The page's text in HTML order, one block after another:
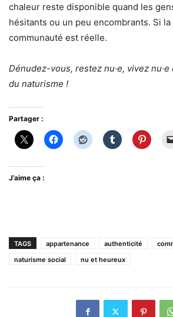
chaleur reste disponible quand les
hésitants ou un peu encombrants. Si
communauté est réelle.
Dénudez-vous, restez nu·e, vivez nu·e
du naturisme !
Partager :
J’aime ça :
TAGS appartenance authenticité
naturisme social
nu et heureux